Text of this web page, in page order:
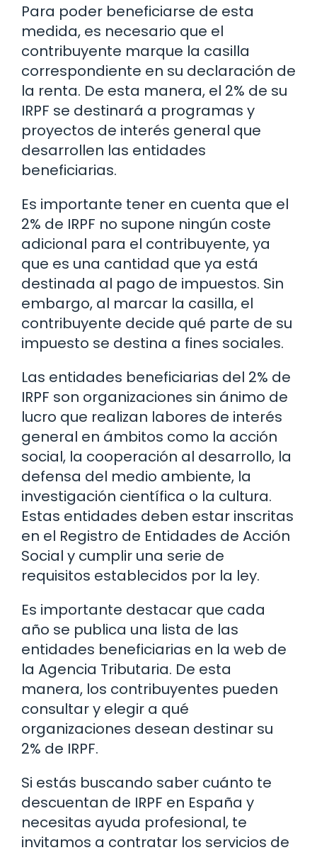
Para poder beneficiarse de esta
medida, es necesario que el
contribuyente marque la casilla
correspondiente en su declaración de
la renta. De esta manera, el 2% de su
IRPF se destinará a programas y
proyectos de interés general que
desarrollen las entidades
beneficiarias.
Es importante tener en cuenta que el
2% de IRPF no supone ningún coste
adicional para el contribuyente, ya
que es una cantidad que ya está
destinada al pago de impuestos. Sin
embargo, al marcar la casilla, el
contribuyente decide qué parte de su
impuesto se destina a fines sociales.
Las entidades beneficiarias del 2% de
IRPF son organizaciones sin ánimo de
lucro que realizan labores de interés
general en ámbitos como la acción
social, la cooperación al desarrollo, la
defensa del medio ambiente, la
investigación científica o la cultura.
Estas entidades deben estar inscritas
en el Registro de Entidades de Acción
Social y cumplir una serie de
requisitos establecidos por la ley.
Es importante destacar que cada
año se publica una lista de las
entidades beneficiarias en la web de
la Agencia Tributaria. De esta
manera, los contribuyentes pueden
consultar y elegir a qué
organizaciones desean destinar su
2% de IRPF.
Si estás buscando saber cuánto te
descuentan de IRPF en España y
necesitas ayuda profesional, te
invitamos a contratar los servicios de